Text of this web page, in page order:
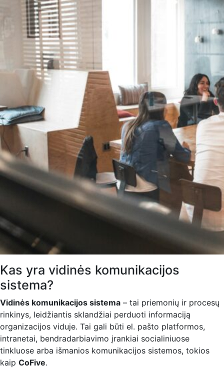
Kas yra vidinės komunikacijos
sistema?
Vidinės komunikacijos sistema – tai priemonių ir procesų
rinkinys, leidžiantis sklandžiai perduoti informaciją
organizacijos viduje. Tai gali būti el. pašto platformos,
intranetai, bendradarbiavimo įrankiai socialiniuose
tinkluose arba išmanios komunikacijos sistemos, tokios
kaip CoFive.